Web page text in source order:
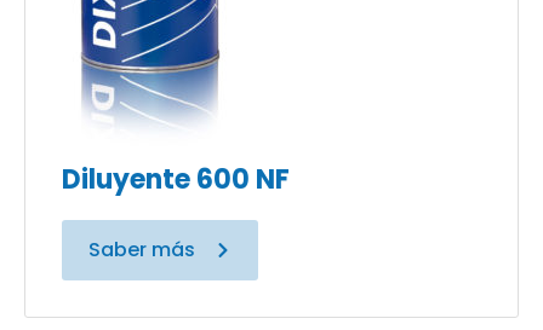
Diluyente 600 NF
Saber más